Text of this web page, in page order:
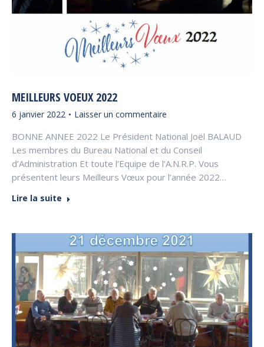
MEILLEURS VOEUX 2022
6 janvier 2022 Laisser un commentaire
BONNE ANNEE 2022 Le Président National Joël BALAUD
Les membres du Bureau National et du Conseil
d’Administration Et toute l’Equipe de l’A.N.R.P. Vous
présentent leurs Meilleurs Vœux pour l’année 2022…
Lire la suite